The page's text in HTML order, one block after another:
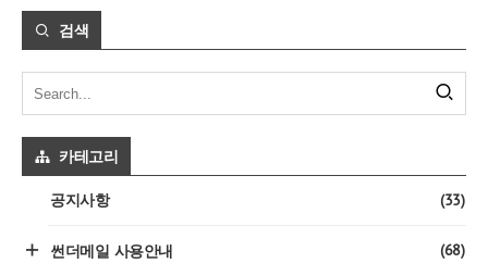
검색
카테고리
공지사항 (33)
썬더메일 사용안내 (68)